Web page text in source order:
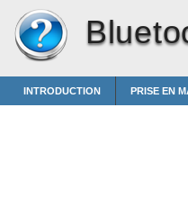
INTRODUCTION PRISE EN